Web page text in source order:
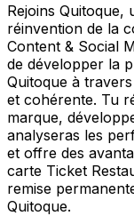
Rejoins Quitoque,
réinvention de la
Content & Social
de développer la
Quitoque à
et cohérente. Tu
marque,
analyseras les
et offre des
carte Ticket
remise
Quitoque.